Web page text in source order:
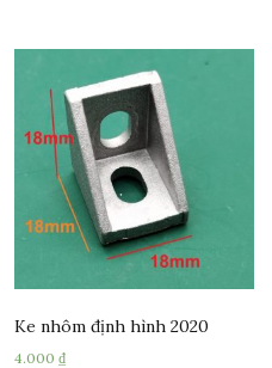
Ke nhôm định hình 2020
4.000₫